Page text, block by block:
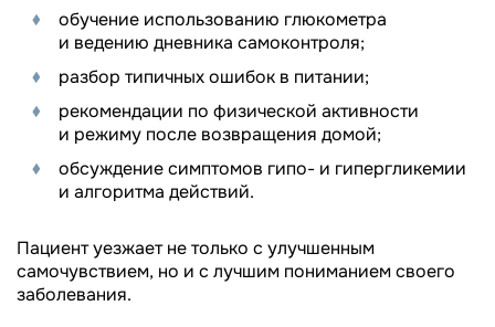
обучение использованию глюкометра
и ведению дневника самоконтроля;
разбор типичных ошибок в питании;
рекомендации по физической активности
и режиму после возвращения домой;
обсуждение симптомов гипо- и гипергликемии
и алгоритма действий.
Пациент уезжает не только с улучшенным
самочувствием, но и с лучшим пониманием своего
заболевания.